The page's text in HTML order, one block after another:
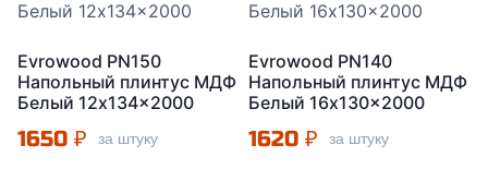
Evrowood PN150
Напольный плинтус МДФ
Белый 12x134x2000
1650 ₽ за штуку
Evrowood PN140
Напольный плинтус МДФ
Белый 16x130x2000
1620 ₽ за штуку